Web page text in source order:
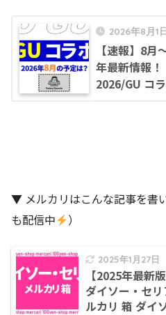
2026年8月1
【速報】8
年最新情報
2026/GU コラ
▼ メルカリはこんな記事を書
も配信中
）
2025年1月27日
【2025年最新
ダイソー・セ
ルカリ 箱 ダイ